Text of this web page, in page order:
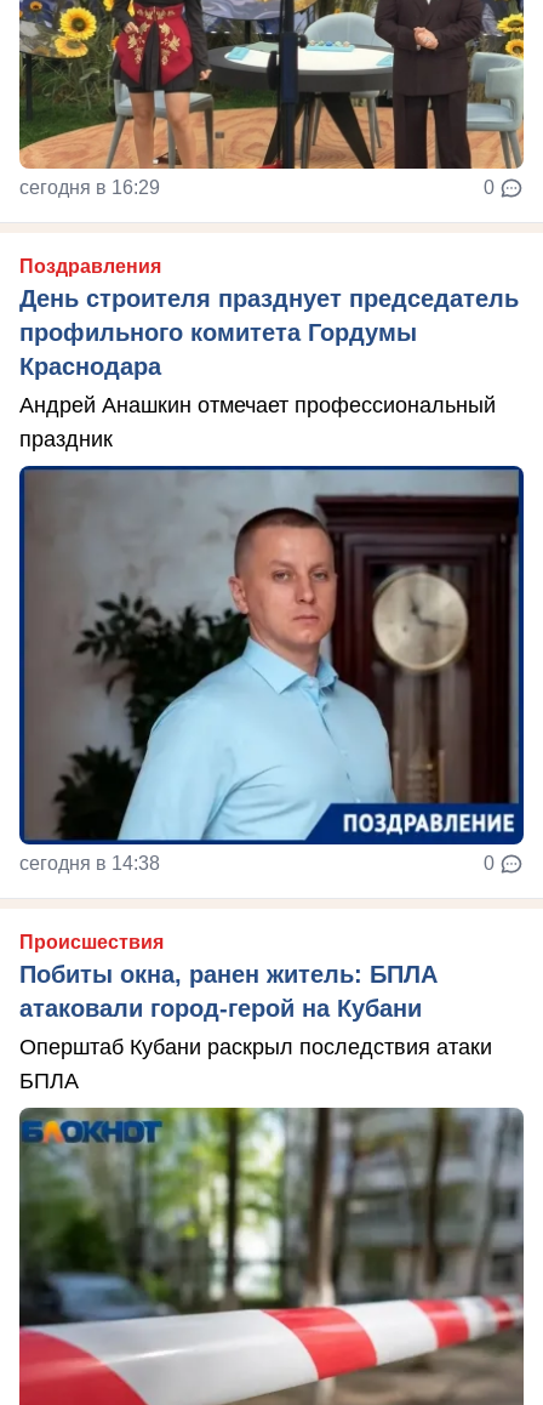
сегодня в 16:29 0
Поздравления
День строителя празднует председатель
профильного комитета Гордумы
Краснодара
Андрей Анашкин отмечает профессиональный
праздник
сегодня в 14:38 0
Происшествия
Побиты окна, ранен житель: БПЛА
атаковали город-герой на Кубани
Оперштаб Кубани раскрыл последствия атаки
БПЛА